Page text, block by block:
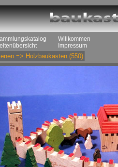
Willkommen
Impressum
=> Holzbaukasten (550)